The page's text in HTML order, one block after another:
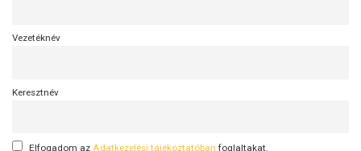
Vezetéknév
Keresztnév
Elfogadom az Adatkezelési tájékoztatóban foglaltakat.